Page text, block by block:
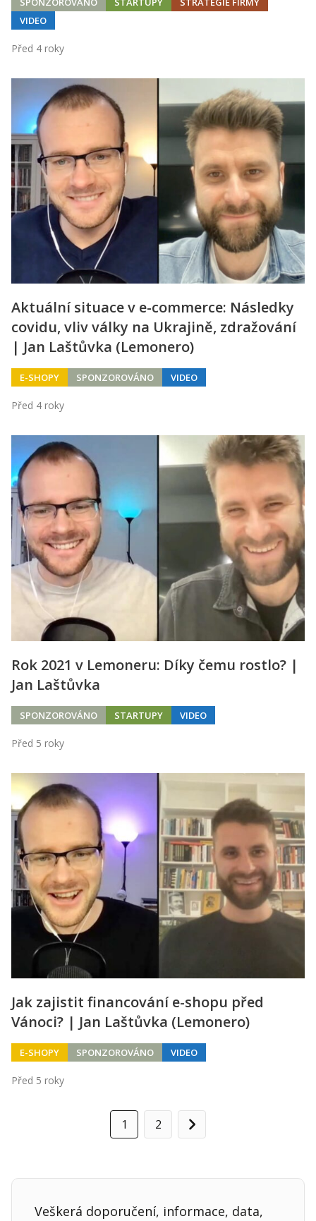
VIDEO
Před 4 roky
Aktuální situace v e-commerce: Následky
covidu, vliv války na Ukrajině, zdražování
| Jan Laštůvka (Lemonero)
E-SHOPY SPONZOROVÁNO VIDEO
Před 4 roky
Rok 2021 v Lemoneru: Díky čemu rostlo? |
Jan Laštůvka
SPONZOROVÁNO STARTUPY VIDEO
Před 5 roky
Jak zajistit financování e-shopu před
Vánoci? | Jan Laštůvka (Lemonero)
E-SHOPY SPONZOROVÁNO VIDEO
Před 5 roky
1 2
Další
Veškerá doporučení, informace, data,